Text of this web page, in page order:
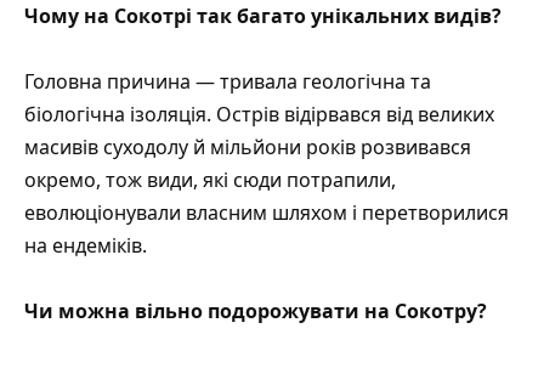
Чому на Сокотрі так багато унікальних видів?
Головна причина — тривала геологічна та
біологічна ізоляція. Острів відірвався від великих
масивів суходолу й мільйони років розвивався
окремо, тож види, які сюди потрапили,
еволюціонували власним шляхом і перетворилися
на ендеміків.
Чи можна вільно подорожувати на Сокотру?